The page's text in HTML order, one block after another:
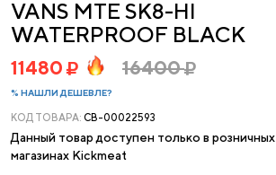
VANS MTE SK8-HI
WATERPROOF BLACK
11480 16400
% НАШЛИ ДЕШЕВЛЕ?
КОД ТОВАРА: CB-00022593
Данный товар доступен только в розничных
магазинах Kickmeat